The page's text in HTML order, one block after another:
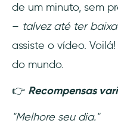
de um minuto, sem
– talvez até ter
assiste o vídeo.
do mundo.
👉 Recompensas
"Melhore seu dia."